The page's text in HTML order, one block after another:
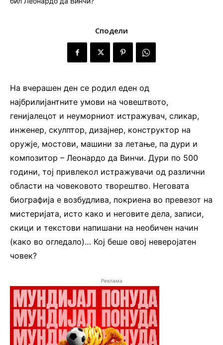
Сподели
На вчерашен ден се родил еден од
најбрилијантните умови на човештвото,
генијалецот и неуморниот истражувач, сликар,
инженер, скулптор, дизајнер, конструктор на
оружје, мостови, машини за летање, па дури и
композитор – Леонардо да Винчи. Дури по 500
години, тој привлекол истражувачи од различни
области на човековото творештво. Неговата
биографија е возбудлива, покриена во превезот на
мистеријата, исто како и неговите дела, записи,
скици и текстови напишани на необичен начин
(како во огледало)… Кој беше овој неверојатен
човек?
Реклама